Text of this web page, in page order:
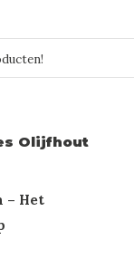
Olijfhout
– Het